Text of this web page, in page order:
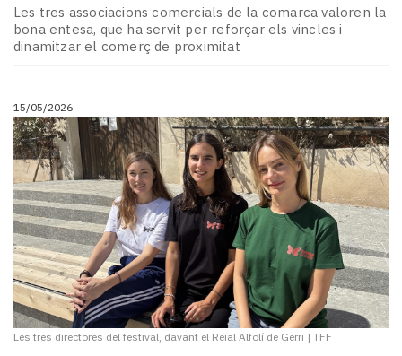
Les tres associacions comercials de la comarca valoren la
bona entesa, que ha servit per reforçar els vincles i
dinamitzar el comerç de proximitat
15/05/2026
Les tres directores del festival, davant el Reial Alfolí de Gerri | TFF